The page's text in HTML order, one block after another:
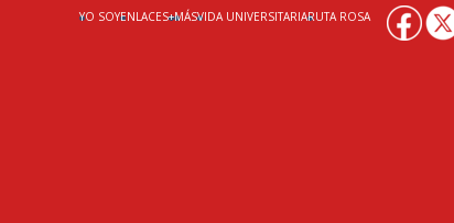
YO SOYENLACES+MÁSVIDA UNIVERSITARIARUTA ROSA